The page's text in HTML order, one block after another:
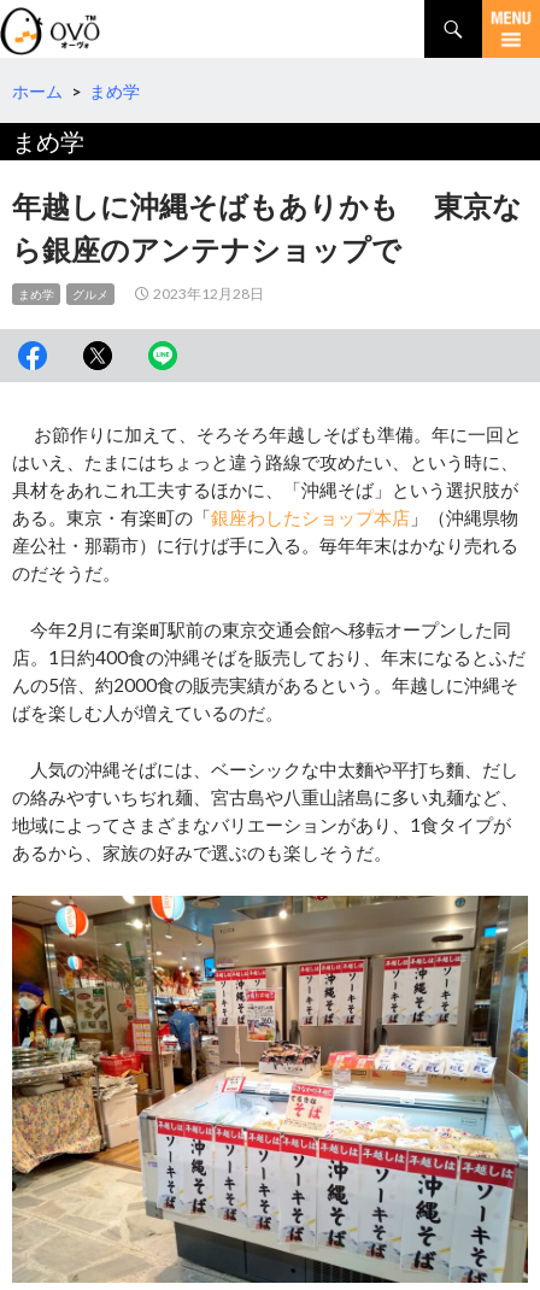
検
索
コ
テ
へ
動
ホーム > まめ学
まめ学
年越しに沖縄そばもありかも 東京な
ら銀座のアンテナショップで
まめ学 グルメ 2023年12月28日
お節作りに加えて、そろそろ年越しそばも準備。年に一回と
はいえ、たまにはちょっと違う路線で攻めたい、という時に、
具材をあれこれ工夫するほかに、「沖縄そば」という選択肢が
ある。東京・有楽町の「銀座わしたショップ本店 」（沖縄県物
産公社・那覇市）に行けば手に入る。毎年年末はかなり売れる
のだそうだ。
今年2月に有楽町駅前の東京交通会館へ移転オープンした同
店。1日約400食の沖縄そばを販売しており、年末になるとふだ
んの5倍、約2000食の販売実績があるという。年越しに沖縄そ
ばを楽しむ人が増えているのだ。
人気の沖縄そばには、ベーシックな中太麵や平打ち麵、だし
の絡みやすいちぢれ麺、宮古島や八重山諸島に多い丸麺など、
地域によってさまざまなバリエーションがあり、1食タイプが
あるから、家族の好みで選ぶのも楽しそうだ。